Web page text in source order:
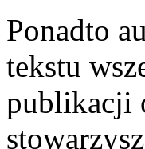
Ponadto
tekstu
publikacji